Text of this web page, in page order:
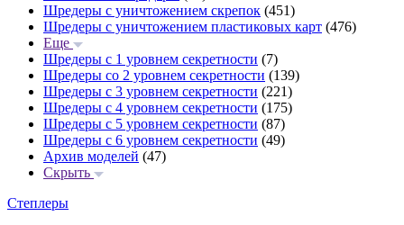
Шредеры с уничтожением скрепок (451)
Шредеры с уничтожением пластиковых карт (476)
Еще
Шредеры с 1 уровнем секретности (7)
Шредеры со 2 уровнем секретности (139)
Шредеры с 3 уровнем секретности (221)
Шредеры с 4 уровнем секретности (175)
Шредеры с 5 уровнем секретности (87)
Шредеры с 6 уровнем секретности (49)
Архив моделей (47)
Скрыть
Степлеры